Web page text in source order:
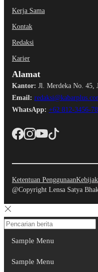
Kerja Sama
Kontak
Redaksi
Karier
Alamat
Kantor: Jl. Merdeka No. 45,
Email:
WhatsApp: +62 812-3456-
Ketentuan Penggunaan
@Copyright Lensa Satya
Sample Menu
Sample Menu